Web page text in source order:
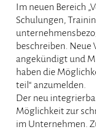
Im neuen Bereich
Schulungen,
beschreiben.
angekündigt und
haben die
teil“ anzumelden.
Der neu
Möglichkeit zur
im Unternehmen.